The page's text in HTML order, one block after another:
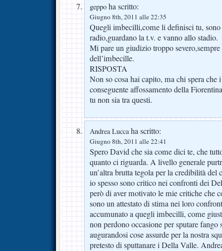
geppo ha scritto:
Giugno 8th, 2011 alle 22:35
Quegli imbecilli,come li definisci tu, sono
radio,guardano la t.v. e vanno allo stadio.
Mi pare un giudizio troppo
dell’imbecille.
RISPOSTA
Non so cosa hai capito, ma chi spera
conseguente affossamento della
tu non sia tra questi.
Andrea Luccaha scritto:
Giugno 8th, 2011 alle 22:41
Spero David che sia come dici te, che
quanto ci riguarda. A livello generale
un’altra brutta tegola per la credibilità del
io spesso sono critico nei confronti dei
però di aver motivato le mie critiche che
sono un attestato di stima nei loro
accumunato a quegli imbecilli, come
non perdono occasione per sputare fango
augurandosi cose assurde per la nostra
pretesto di sputtanare i Della Valle.